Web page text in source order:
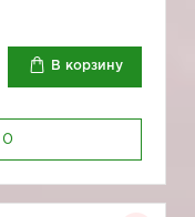
В корзину
0